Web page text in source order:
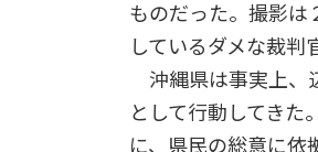
ものだった。撮影は
しているダメな裁判
沖縄県は事実上、
として行動してきた
に、県民の総意に依